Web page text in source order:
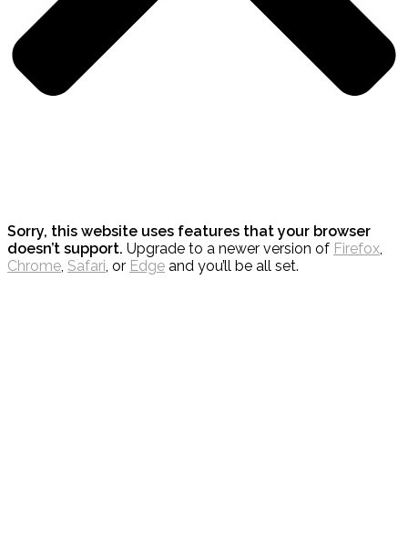
Sorry, this website uses features that your browser
doesn’t support. Upgrade to a newer version of Firefox,
Chrome, Safari, or Edge and you’ll be all set.